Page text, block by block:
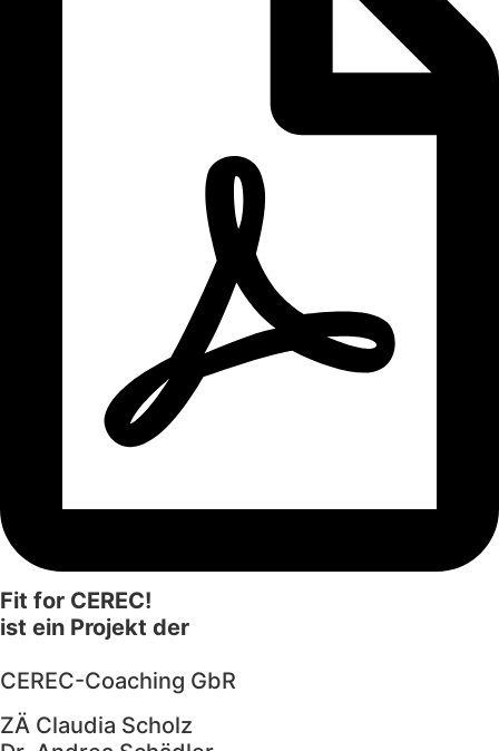
Fit for CEREC!
ist ein Projekt der
CEREC-Coaching GbR
ZÄ Claudia Scholz